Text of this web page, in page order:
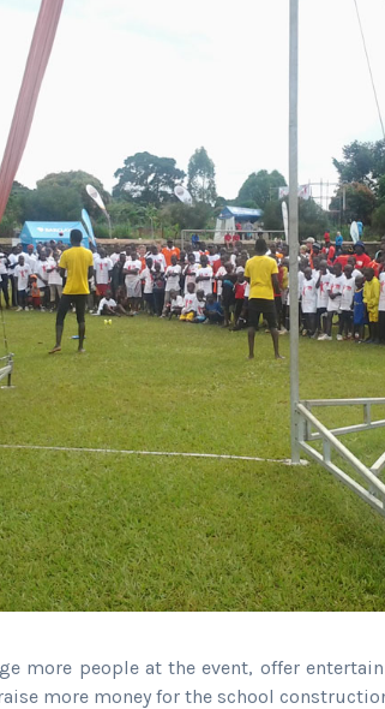
more people at the event, offer
more money for the school